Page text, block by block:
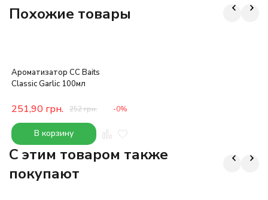
Похожие товары
Ароматизатор CC Baits
Classic Garlic 100мл
251,90 грн. 252грн. -0%
В корзину
C этим товаром также
покупают